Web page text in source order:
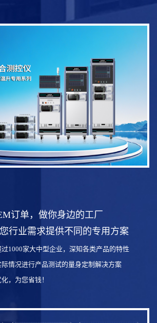
订单，做你身边的工厂
行业需求提供不同的专用方案
1000家大中型企业，深知各类产品的特性
情况进行产品测试的量身定制解决方案
，为您省钱！